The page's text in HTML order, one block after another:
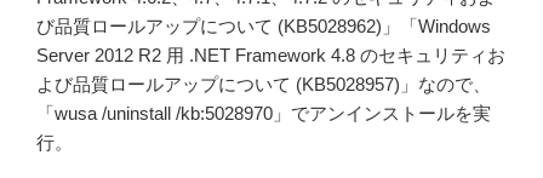
び品質ロールアップについて (KB5028962)」「Windows
Server 2012 R2 用 .NET Framework 4.8 のセキュリティお
よび品質ロールアップについて (KB5028957)」なので、
「wusa /uninstall /kb:5028970」でアンインストールを実
行。